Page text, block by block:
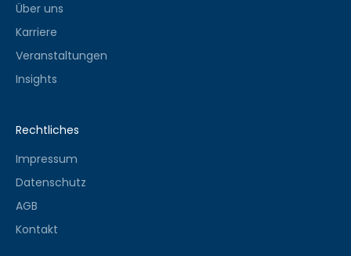
Über uns
Karriere
Veranstaltungen
Insights
Rechtliches
Impressum
Datenschutz
AGB
Kontakt